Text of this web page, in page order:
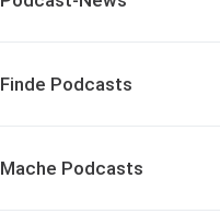
Finde Podcasts
Mache Podcasts